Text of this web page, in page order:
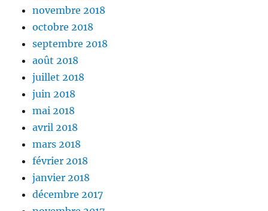
novembre 2018
octobre 2018
septembre 2018
août 2018
juillet 2018
juin 2018
mai 2018
avril 2018
mars 2018
février 2018
janvier 2018
décembre 2017